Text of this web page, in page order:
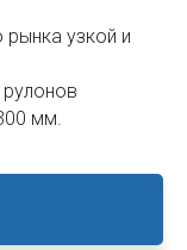
узкой и
мм.